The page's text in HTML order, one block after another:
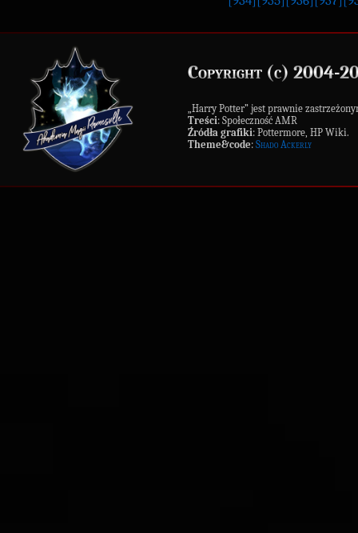
Copyright (c) 2004-
„Harry Potter” jest prawnie
Treści: Społeczność AMR
Źródła grafiki: Pottermore, HP Wiki.
Theme&code: Shado Ackerly